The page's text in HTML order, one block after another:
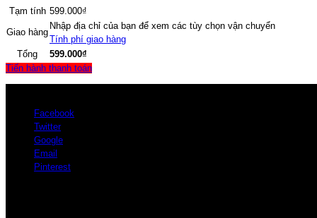
Tạm tính 599.000₫
Giao hàng
Nhập địa chỉ của bạn để xem các tùy chọn vận chuyển
Tính phí giao hàng
Tổng
599.000₫
Tiến hành thanh toán
Facebook
Twitter
Google
Email
Pinterest